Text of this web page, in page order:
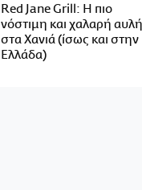
Red Jane Grill: Η πιο
νόστιμη και χαλαρή αυλή
στα Χανιά (ίσως και στην
Ελλάδα)